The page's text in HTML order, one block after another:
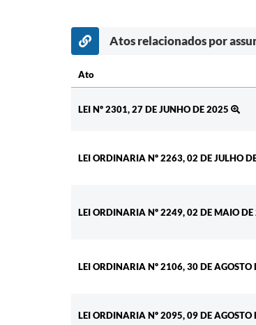
Atos relacionados por
Ato
LEI Nº 2301, 27 DE JUNHO DE 2025
LEI ORDINARIA Nº 2263, 02 DE JULHO
LEI ORDINARIA Nº 2249, 02 DE MAIO
LEI ORDINARIA Nº 2106, 30 DE AGOSTO
LEI ORDINARIA Nº 2095, 09 DE AGOSTO